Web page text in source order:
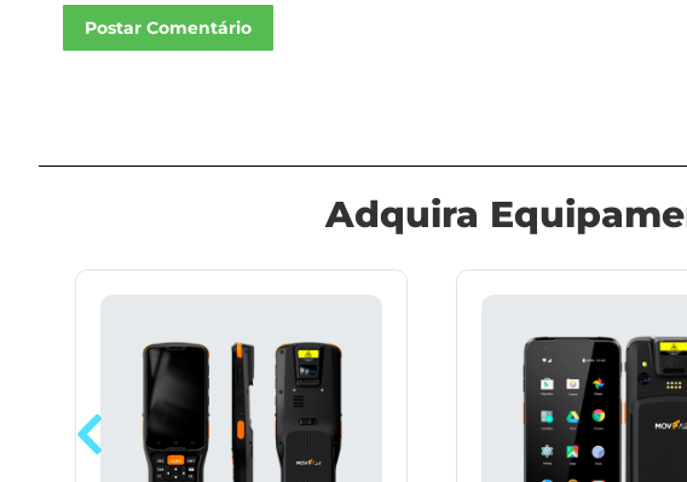
Postar Comentário
Adquira